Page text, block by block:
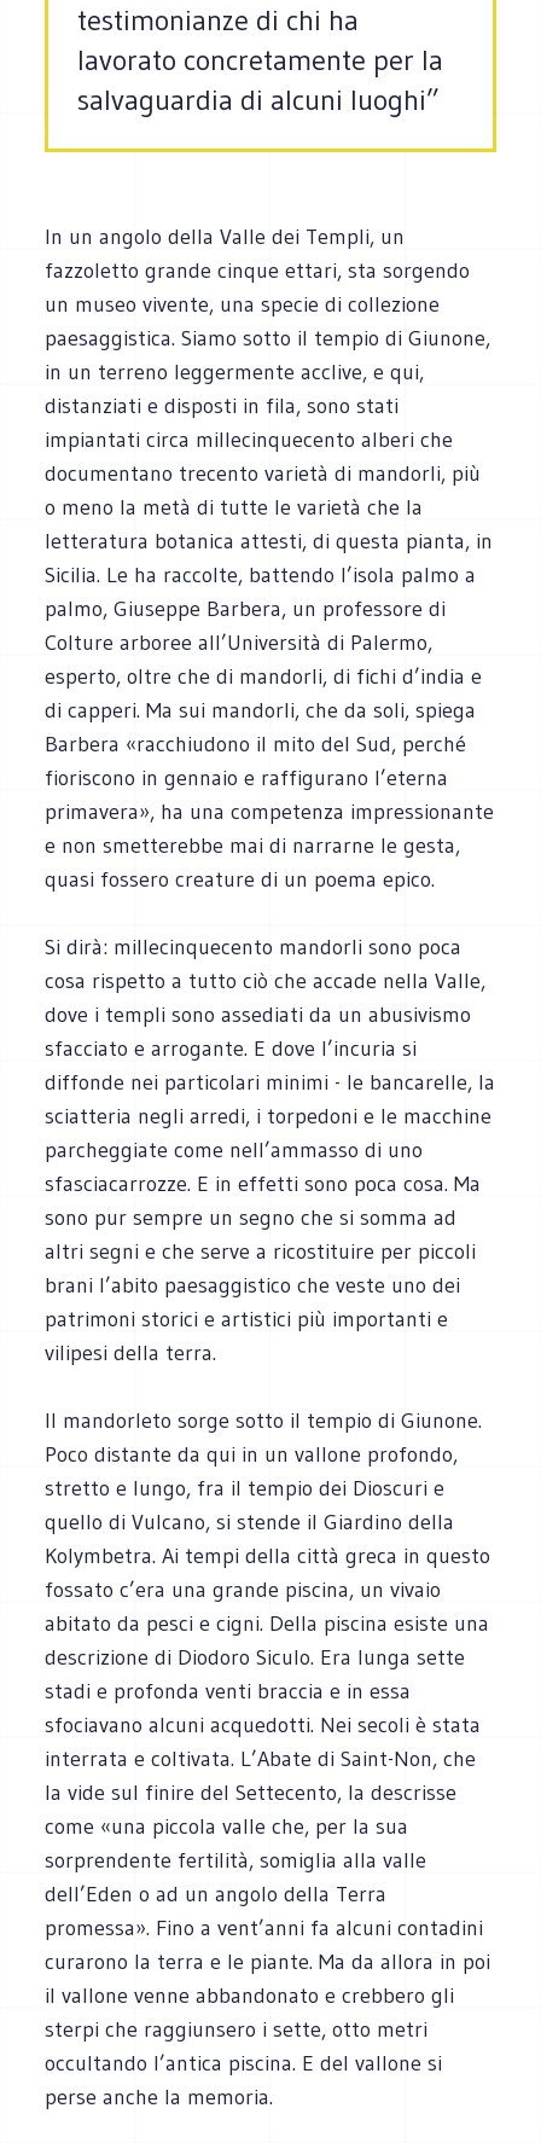
testimonianze di chi ha
lavorato concretamente per la
salvaguardia di alcuni luoghi”
In un angolo della Valle dei Templi, un
fazzoletto grande cinque ettari, sta sorgendo
un museo vivente, una specie di collezione
paesaggistica. Siamo sotto il tempio di Giunone,
in un terreno leggermente acclive, e qui,
distanziati e disposti in fila, sono stati
impiantati circa millecinquecento alberi che
documentano trecento varietà di mandorli, più
o meno la metà di tutte le varietà che la
letteratura botanica attesti, di questa pianta, in
Sicilia. Le ha raccolte, battendo l’isola palmo a
palmo, Giuseppe Barbera, un professore di
Colture arboree all’Università di Palermo,
esperto, oltre che di mandorli, di fichi d’india e
di capperi. Ma sui mandorli, che da soli, spiega
Barbera «racchiudono il mito del Sud, perché
fioriscono in gennaio e raffigurano l’eterna
primavera», ha una competenza impressionante
e non smetterebbe mai di narrarne le gesta,
quasi fossero creature di un poema epico.
Si dirà: millecinquecento mandorli sono poca
cosa rispetto a tutto ciò che accade nella Valle,
dove i templi sono assediati da un abusivismo
sfacciato e arrogante. E dove l’incuria si
diffonde nei particolari minimi - le bancarelle, la
sciatteria negli arredi, i torpedoni e le macchine
parcheggiate come nell’ammasso di uno
sfasciacarrozze. E in effetti sono poca cosa. Ma
sono pur sempre un segno che si somma ad
altri segni e che serve a ricostituire per piccoli
brani l’abito paesaggistico che veste uno dei
patrimoni storici e artistici più importanti e
vilipesi della terra.
Il mandorleto sorge sotto il tempio di Giunone.
Poco distante da qui in un vallone profondo,
stretto e lungo, fra il tempio dei Dioscuri e
quello di Vulcano, si stende il Giardino della
Kolymbetra. Ai tempi della città greca in questo
fossato c’era una grande piscina, un vivaio
abitato da pesci e cigni. Della piscina esiste una
descrizione di Diodoro Siculo. Era lunga sette
stadi e profonda venti braccia e in essa
sfociavano alcuni acquedotti. Nei secoli è stata
interrata e coltivata. L’Abate di Saint-Non, che
la vide sul finire del Settecento, la descrisse
come «una piccola valle che, per la sua
sorprendente fertilità, somiglia alla valle
dell’Eden o ad un angolo della Terra
promessa». Fino a vent’anni fa alcuni contadini
curarono la terra e le piante. Ma da allora in poi
il vallone venne abbandonato e crebbero gli
sterpi che raggiunsero i sette, otto metri
occultando l’antica piscina. E del vallone si
perse anche la memoria.